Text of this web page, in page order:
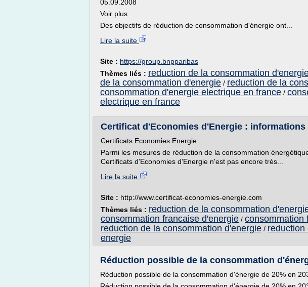
05.09.2008
Voir plus
Des objectifs de réduction de consommation d'énergie ont...
Lire la suite
Site : https://group.bnpparibas
Thèmes liés : reduction de la consommation
de la consommation d'energie / reduction de la
consommation d'energie electrique en france /
electrique en france
Certificat d'Economies d'Energie : informations
Certificats Economies Energie
Parmi les mesures de réduction de la consommation
Certificats d'Economies d'Energie n'est pas encore très...
Lire la suite
Site : http://www.certificat-economies-energie.com
Thèmes liés : reduction de la consommation
consommation francaise d'energie / consommation
reduction de la consommation d'energie / reduction
energie
Réduction possible de la consommation
Réduction possible de la consommation d'énergie de 20% en